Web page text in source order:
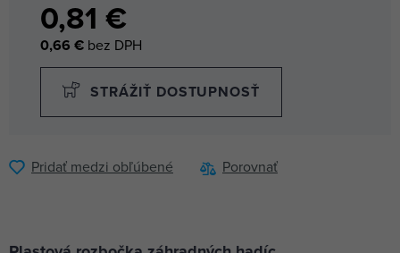
0,81 €
0,66 € bez DPH
STRÁŽIŤ DOSTUPNOSŤ
Pridať medzi obľúbené Porovnať